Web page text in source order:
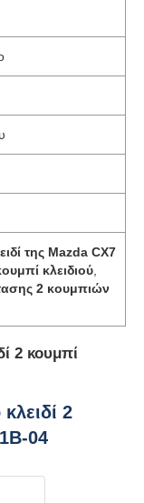
της Mazda CX7
κλειδιού
2 κουμπιών
2 κουμπί
2
04